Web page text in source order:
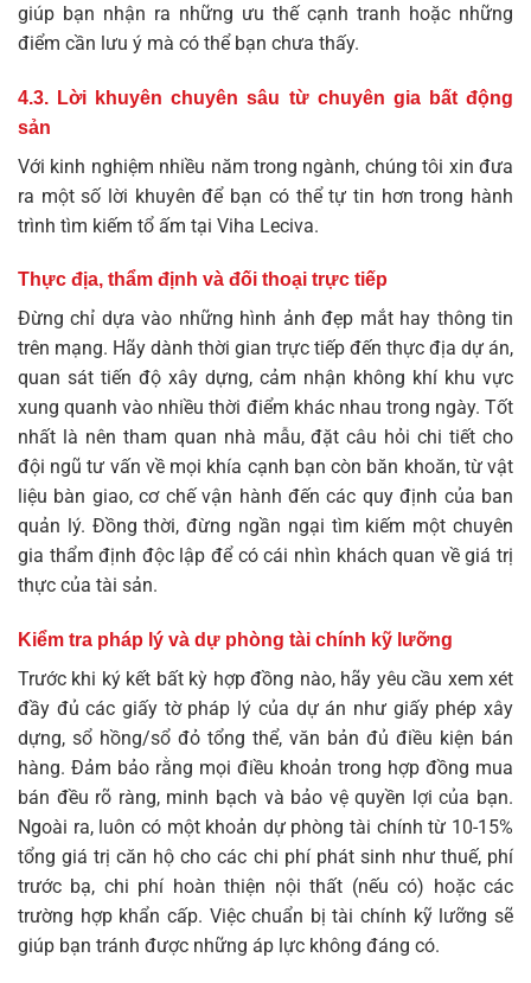
giúp bạn nhận ra những ưu thế cạnh tranh hoặc những
điểm cần lưu ý mà có thể bạn chưa thấy.
4.3. Lời khuyên chuyên sâu từ chuyên gia bất động
sản
Với kinh nghiệm nhiều năm trong ngành, chúng tôi xin đưa
ra một số lời khuyên để bạn có thể tự tin hơn trong hành
trình tìm kiếm tổ ấm tại Viha Leciva.
Thực địa, thẩm định và đối thoại trực tiếp
Đừng chỉ dựa vào những hình ảnh đẹp mắt hay thông tin
trên mạng. Hãy dành thời gian trực tiếp đến thực địa dự án,
quan sát tiến độ xây dựng, cảm nhận không khí khu vực
xung quanh vào nhiều thời điểm khác nhau trong ngày. Tốt
nhất là nên tham quan nhà mẫu, đặt câu hỏi chi tiết cho
đội ngũ tư vấn về mọi khía cạnh bạn còn băn khoăn, từ vật
liệu bàn giao, cơ chế vận hành đến các quy định của ban
quản lý. Đồng thời, đừng ngần ngại tìm kiếm một chuyên
gia thẩm định độc lập để có cái nhìn khách quan về giá trị
thực của tài sản.
Kiểm tra pháp lý và dự phòng tài chính kỹ lưỡng
Trước khi ký kết bất kỳ hợp đồng nào, hãy yêu cầu xem xét
đầy đủ các giấy tờ pháp lý của dự án như giấy phép xây
dựng, sổ hồng/sổ đỏ tổng thể, văn bản đủ điều kiện bán
hàng. Đảm bảo rằng mọi điều khoản trong hợp đồng mua
bán đều rõ ràng, minh bạch và bảo vệ quyền lợi của bạn.
Ngoài ra, luôn có một khoản dự phòng tài chính từ 10-15%
tổng giá trị căn hộ cho các chi phí phát sinh như thuế, phí
trước bạ, chi phí hoàn thiện nội thất (nếu có) hoặc các
trường hợp khẩn cấp. Việc chuẩn bị tài chính kỹ lưỡng sẽ
giúp bạn tránh được những áp lực không đáng có.